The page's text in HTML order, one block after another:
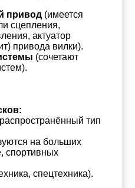
привод(имеется
сцепления,
актуатор
привода вилки).
(сочетают
тип
на больших
спортивных
спецтехника).